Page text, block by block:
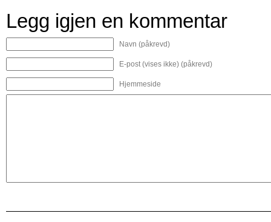
Legg igjen en kommentar
Navn (påkrevd)
E-post (vises ikke) (påkrevd)
Hjemmeside